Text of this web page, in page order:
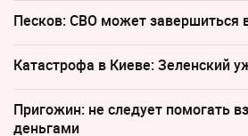
Песков: СВО может завершиться
Катастрофа в Киеве: Зеленский
Пригожин: не следует помогать
деньгами